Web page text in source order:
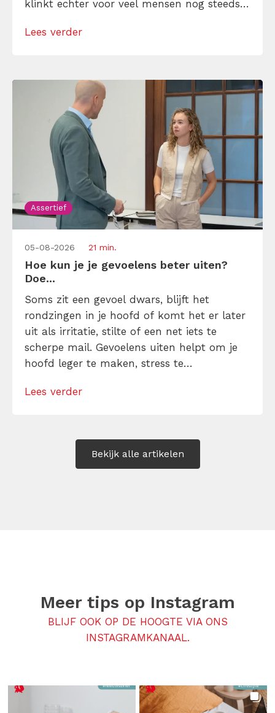
klinkt echter voor veel mensen nog steeds
maar dat is niet zo. Assertiviteit draait juist
Lees verder
Assertief
05-08-2026 21 min.
Hoe kun je je gevoelens beter uiten?
Doe...
Soms zit een gevoel dwars, blijft het
rondzingen in je hoofd of komt het er later
uit als irritatie, stilte of een net iets te
scherpe mail. Gevoelens uiten helpt om je
hoofd leger te maken, stress te
Maar hoe doe je dat zonder drama, verwijt
Lees verder
Bekijk alle artikelen
Meer tips op Instagram
BLIJF OOK OP DE HOOGTE VIA ONS
INSTAGRAMKANAAL.